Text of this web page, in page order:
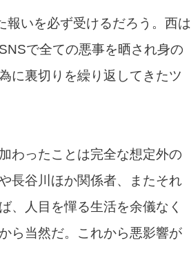
報いを必ず受けるだろう。西は
で全ての悪事を晒され身の
に裏切りを繰り返してきたツ
わったことは完全な想定外の
長谷川ほか関係者、またそれ
、人目を憚る生活を余儀なく
ら当然だ。これから悪影響が